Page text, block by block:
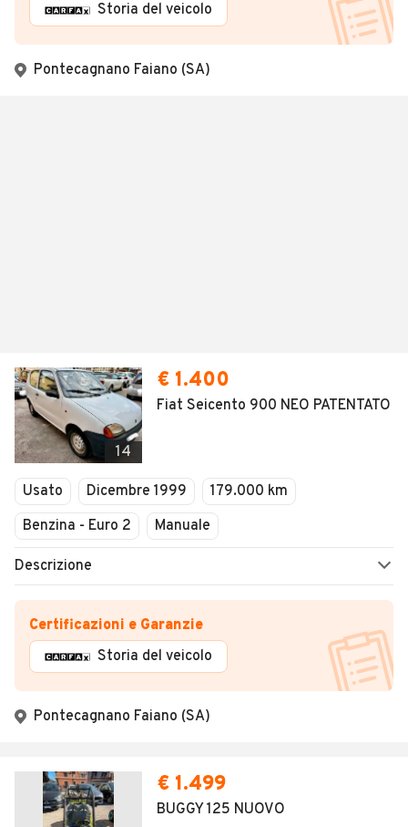
Storia del veicolo
Pontecagnano Faiano (SA)
14
€ 1.400
Fiat Seicento 900 NEO PATENTATO
Usato Dicembre 1999
179.000 km
Benzina - Euro 2
Manuale
Descrizione
Certificazioni e Garanzie
Storia del veicolo
Pontecagnano Faiano (SA)
€ 1.499
BUGGY 125 NUOVO